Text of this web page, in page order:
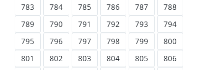
783
784 785 786 787
788
789
790 791 792 793
794
795
796 797 798 799
800
801
802 803 804 805
806